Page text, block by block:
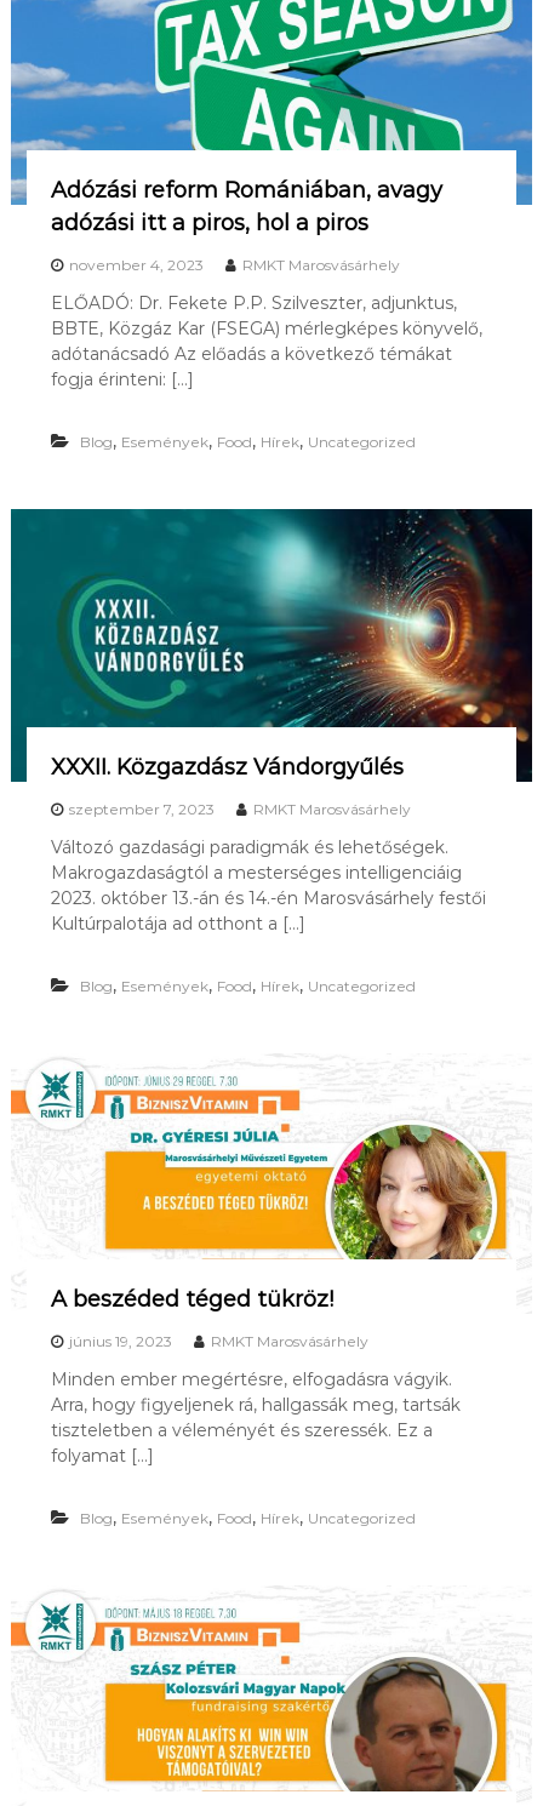
Adózási reform Romániában, avagy
adózási itt a piros, hol a piros
november 4, 2023 RMKT Marosvásárhely
ELŐADÓ: Dr. Fekete P.P. Szilveszter, adjunktus,
BBTE, Közgáz Kar (FSEGA) mérlegképes könyvelő,
adótanácsadó Az előadás a következő témákat
fogja érinteni: […]
Blog, Események, Food, Hírek, Uncategorized
XXXII. Közgazdász Vándorgyűlés
szeptember 7, 2023 RMKT Marosvásárhely
Változó gazdasági paradigmák és lehetőségek.
Makrogazdaságtól a mesterséges intelligenciáig
2023. október 13.-án és 14.-én Marosvásárhely festői
Kultúrpalotája ad otthont a […]
Blog, Események, Food, Hírek, Uncategorized
A beszéded téged tükröz!
június 19, 2023 RMKT Marosvásárhely
Minden ember megértésre, elfogadásra vágyik.
Arra, hogy figyeljenek rá, hallgassák meg, tartsák
tiszteletben a véleményét és szeressék. Ez a
folyamat […]
Blog, Események, Food, Hírek, Uncategorized